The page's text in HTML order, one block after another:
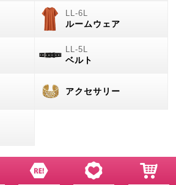
ルームウェア
ベルト
アクセサリー